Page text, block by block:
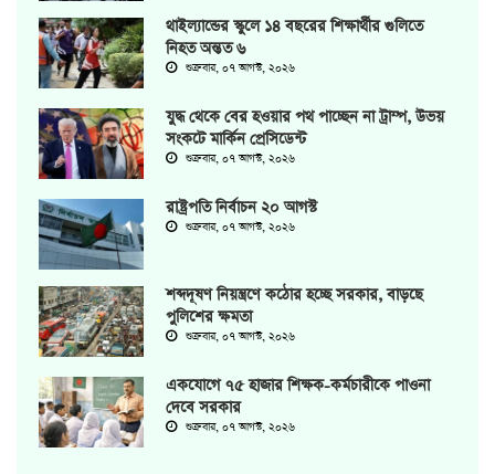
থাইল্যান্ডের স্কুলে ১৪ বছরের শিক্ষার্থীর গুলিতে
নিহত অন্তত ৬
শুক্রবার, ০৭ আগস্ট, ২০২৬
যুদ্ধ থেকে বের হওয়ার পথ পাচ্ছেন না ট্রাম্প, উভয়
সংকটে মার্কিন প্রেসিডেন্ট
শুক্রবার, ০৭ আগস্ট, ২০২৬
রাষ্ট্রপতি নির্বাচন ২০ আগস্ট
শুক্রবার, ০৭ আগস্ট, ২০২৬
শব্দদূষণ নিয়ন্ত্রণে কঠোর হচ্ছে সরকার, বাড়ছে
পুলিশের ক্ষমতা
শুক্রবার, ০৭ আগস্ট, ২০২৬
একযোগে ৭৫ হাজার শিক্ষক-কর্মচারীকে পাওনা
দেবে সরকার
শুক্রবার, ০৭ আগস্ট, ২০২৬